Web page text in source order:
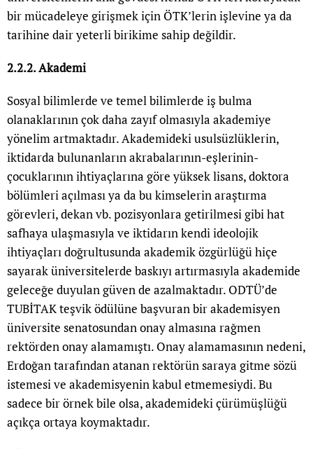
bir mücadeleye girişmek için ÖTK’lerin işlevine ya da
tarihine dair yeterli birikime sahip değildir.
2.2.2. Akademi
Sosyal bilimlerde ve temel bilimlerde iş bulma
olanaklarının çok daha zayıf olmasıyla akademiye
yönelim artmaktadır. Akademideki usulsüzlüklerin,
iktidarda bulunanların akrabalarının-eşlerinin-
çocuklarının ihtiyaçlarına göre yüksek lisans, doktora
bölümleri açılması ya da bu kimselerin araştırma
görevleri, dekan vb. pozisyonlara getirilmesi gibi hat
safhaya ulaşmasıyla ve iktidarın kendi ideolojik
ihtiyaçları doğrultusunda akademik özgürlüğü hiçe
sayarak üniversitelerde baskıyı artırmasıyla akademide
geleceğe duyulan güven de azalmaktadır. ODTÜ’de
TUBİTAK teşvik ödülüne başvuran bir akademisyen
üniversite senatosundan onay almasına rağmen
rektörden onay alamamıştı. Onay alamamasının nedeni,
Erdoğan tarafından atanan rektörün saraya gitme sözü
istemesi ve akademisyenin kabul etmemesiydi. Bu
sadece bir örnek bile olsa, akademideki çürümüşlüğü
açıkça ortaya koymaktadır.